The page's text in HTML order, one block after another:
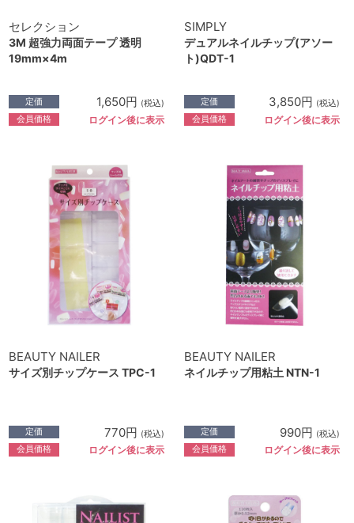
セレクション
3M 超強力両面テープ 透明
19mm×4m
定価 1,650円 (税込)
会員価格 ログイン後に表示
SIMPLY
デュアルネイルチップ(アソー
ト)QDT-1
定価 3,850円 (税込)
会員価格 ログイン後に表示
BEAUTY NAILER
サイズ別チップケース TPC-1
定価 770円 (税込)
会員価格 ログイン後に表示
BEAUTY NAILER
ネイルチップ用粘土 NTN-1
定価 990円 (税込)
会員価格 ログイン後に表示